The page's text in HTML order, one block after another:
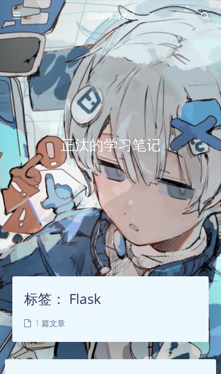
正汰的学习笔记
正汰的学习笔记
标签： Flask
1 篇文章